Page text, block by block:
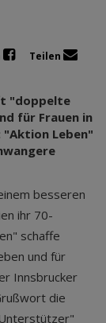
Teilen
"doppelte
für Frauen in
Leben"
besseren
ihr 70-
schaffe
und für
Innsbrucker
die